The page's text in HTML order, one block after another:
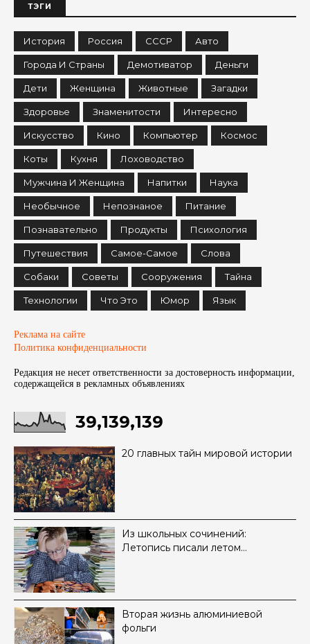
ТЭГИ
История Россия СССР Авто
Города И Страны Демотиватор Деньги
Дети Женщина Животные Загадки
Здоровье Знаменитости Интересно
Искусство Кино Компьютер Космос
Коты Кухня Лоховодство
Мужчина И Женщина Напитки Наука
Необычное Непознаное Питание
Познавательно Продукты Психология
Путешествия Самое-Самое Слова
Собаки Советы Сооружения Тайна
Технологии Что Это Юмор Язык
Реклама на сайте
Политика конфиденциальности
Редакция не несет ответственности за достоверность информации,
содержащейся в рекламных объявленияx
39,139,139
20 главных тайн мировой истории
Из школьных сочинений:
Летопись писали летом…
Вторая жизнь алюминиевой
фольги